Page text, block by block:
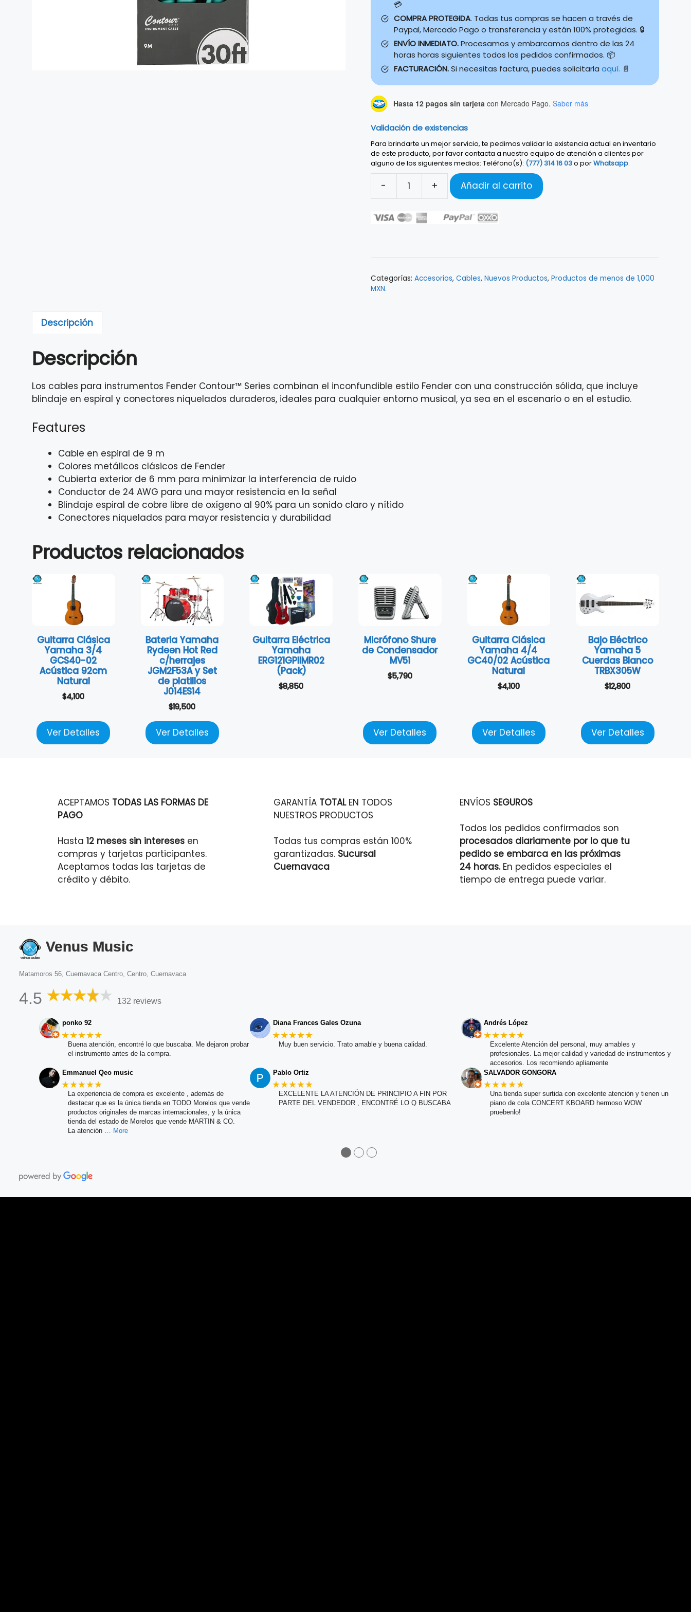
💳
COMPRA PROTEGIDA. Todas tus compras se hacen a través de
Paypal, Mercado Pago o transferencia y están 100% protegidas. 🔒
ENVÍO INMEDIATO.Procesamos y embarcamos dentro de las 24
horas horas siguientes todos los pedidos confirmados. 📦
FACTURACIÓN.Si necesitas factura, puedes solicitarla aquí. 📄
Hasta 12 pagos sin tarjetacon Mercado Pago. Saber más
Validación de existencias
Para brindarte un mejor servicio, te pedimos validar la existencia actual en inventario
de este producto, por favor contacta a nuestro equipo de atención a clientes por
alguno de los siguientes medios: Teléfono(s): (777) 314 16 03o porWhatsapp.
-
Coiled
Green
0990573046
cantidad
+ Añadir al carrito
Categorías: Accesorios, Cables, Nuevos Productos, Productos de menos de 1,000
MXN.
Descripción
Descripción
Los cables para instrumentos Fender Contour™ Series combinan el inconfundible estilo Fender con una construcción sólida, que incluye
blindaje en espiral y conectores niquelados duraderos, ideales para cualquier entorno musical, ya sea en el escenario o en el estudio.
Features
Cable en espiral de 9 m
Colores metálicos clásicos de Fender
Cubierta exterior de 6 mm para minimizar la interferencia de ruido
Conductor de 24 AWG para una mayor resistencia en la señal
Blindaje espiral de cobre libre de oxígeno al 90% para un sonido claro y nítido
Conectores niquelados para mayor resistencia y durabilidad
Productos relacionados
Guitarra Clásica
Yamaha 3/4
GCS40-02
Acústica 92cm
Natural
$4,100
Ver Detalles
Bateria Yamaha
Rydeen Hot Red
c/herrajes
JGM2F53A y Set
de platillos
J014ES14
$19,500
Ver Detalles
Guitarra Eléctrica
Yamaha
ERG121GPIIMR02
(Pack)
$8,850
Micrófono Shure
de Condensador
MV51
$5,790
Ver Detalles
Guitarra Clásica
Yamaha 4/4
GC40/02 Acústica
Natural
$4,100
Ver Detalles
Bajo Eléctrico
Yamaha 5
Cuerdas Blanco
TRBX305W
$12,800
Ver Detalles
ACEPTAMOS TODAS LAS FORMAS DE
PAGO
Hasta 12 meses sin intereses en
compras y tarjetas participantes.
Aceptamos todas las tarjetas de
crédito y débito.
GARANTÍA TOTALEN TODOS
NUESTROS PRODUCTOS
Todas tus compras están 100%
garantizadas. Sucursal
Cuernavaca
ENVÍOS SEGUROS
Todos los pedidos confirmados son
procesados diariamente por lo que tu
pedido se embarca en las próximas
24 horas.En pedidos especiales el
tiempo de entrega puede variar.
Venus Music
Matamoros 56, Cuernavaca Centro, Centro, Cuernavaca
4.5 132 reviews
ponko 92
★★★★★
Buena atención, encontré lo que buscaba. Me dejaron probar
el instrumento antes de la compra.
Diana Frances Gales Ozuna
★★★★★
Muy buen servicio. Trato amable y buena calidad.
Andrés López
★★★★★
Excelente Atención del personal, muy amables y
profesionales. La mejor calidad y variedad de instrumentos y
accesorios. Los recomiendo apliamente
Emmanuel Qeo music
★★★★★
La experiencia de compra es excelente , además de
destacar que es la única tienda en TODO Morelos que vende
productos originales de marcas internacionales, y la única
tienda del estado de Morelos que vende MARTIN & CO.
La atención
… More
Pablo Ortiz
★★★★★
EXCELENTE LA ATENCIÓN DE PRINCIPIO A FIN POR
PARTE DEL VENDEDOR , ENCONTRÉ LO Q BUSCABA
SALVADOR GONGORA
★★★★★
Una tienda super surtida con excelente atención y tienen un
piano de cola CONCERT KBOARD hermoso WOW
pruebenlo!
●●●